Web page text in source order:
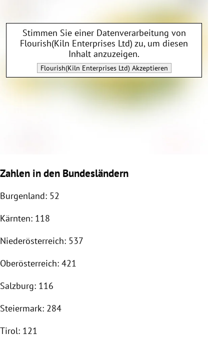
Stimmen Sie einer Datenverarbeitung von
Flourish(Kiln Enterprises Ltd) zu, um diesen
Inhalt anzuzeigen.
Flourish(Kiln Enterprises Ltd) Akzeptieren
Zahlen in den Bundesländern
Burgenland: 52
Kärnten: 118
Niederösterreich: 537
Oberösterreich: 421
Salzburg: 116
Steiermark: 284
Tirol: 121